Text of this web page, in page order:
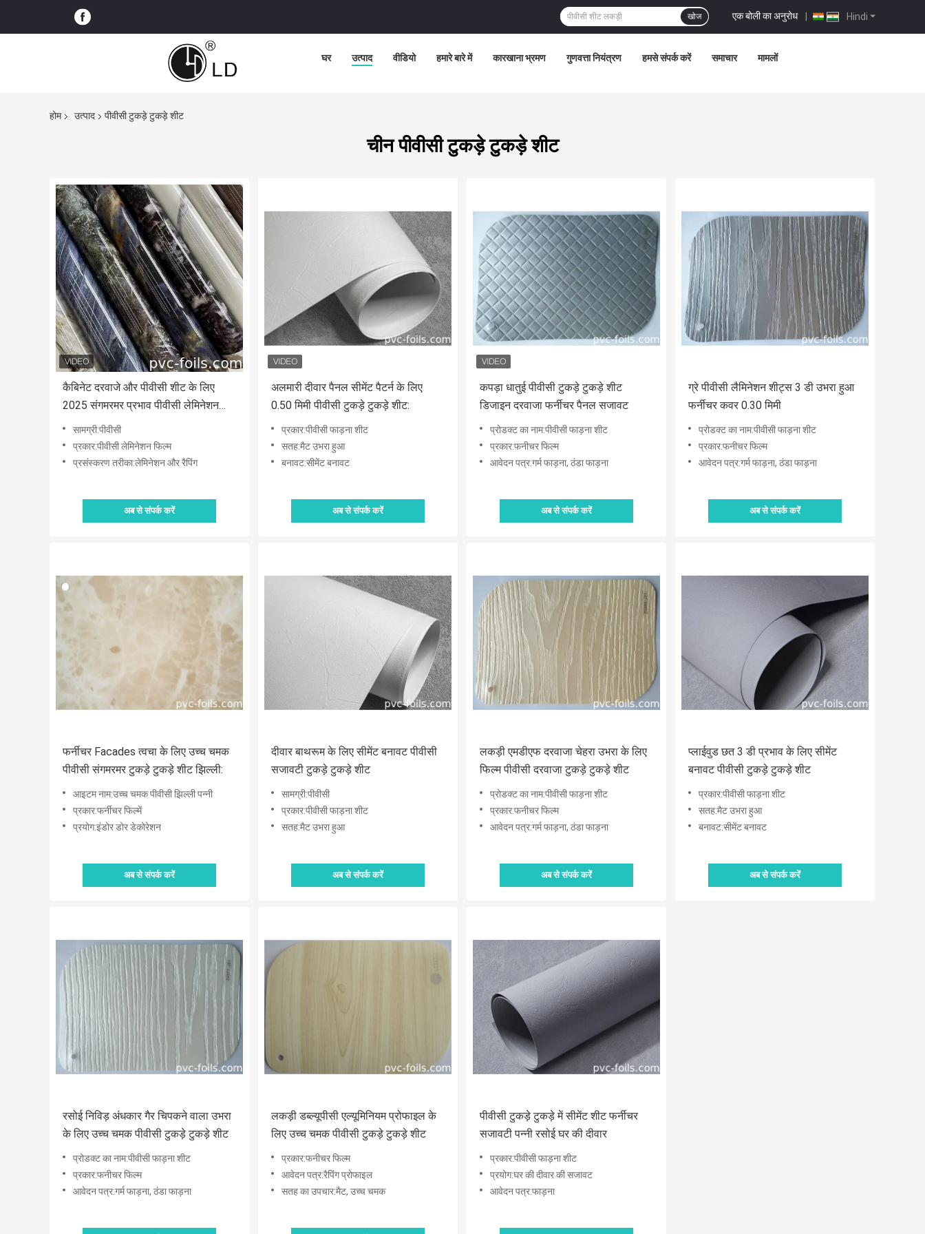
Hindi
एक बोली का अनुरोध |
खोज
घर उत्पाद वीडियो हमारे बारे में कारखाना भ्रमण गुणवत्ता नियंत्रण हमसे संपर्क करें समाचार मामलों
होम उत्पाद पीवीसी टुकड़े टुकड़े शीट
चीन पीवीसी टुकड़े टुकड़े शीट
कैबिनेट दरवाजे और पीवीसी शीट के लिए
2025 संगमरमर प्रभाव पीवीसी लेमिनेशन
सामग्री:पीवीसी
प्रकार:पीवीसी लेमिनेशन फिल्म
प्रसंस्करण तरीका:लेमिनेशन और रैपिंग
अब से संपर्क करें
अलमारी दीवार पैनल सीमेंट पैटर्न के लिए
0.50 मिमी पीवीसी टुकड़े टुकड़े शीट:
प्रकार:पीवीसी फाड़ना शीट
सतह:मैट उभरा हुआ
बनावट:सीमेंट बनावट
अब से संपर्क करें
कपड़ा धातुई पीवीसी टुकड़े टुकड़े शीट
डिजाइन दरवाजा फर्नीचर पैनल सजावट
प्रोडक्ट का नाम:पीवीसी फाड़ना शीट
प्रकार:फनीचर फिल्म
आवेदन पत्र:गर्म फाड़ना, ठंडा फाड़ना
अब से संपर्क करें
ग्रे पीवीसी लैमिनेशन शीट्स 3 डी उभरा हुआ
फर्नीचर कवर 0.30 मिमी
प्रोडक्ट का नाम:पीवीसी फाड़ना शीट
प्रकार:फनीचर फिल्म
आवेदन पत्र:गर्म फाड़ना, ठंडा फाड़ना
अब से संपर्क करें
फर्नीचर Facades त्वचा के लिए उच्च चमक
पीवीसी संगमरमर टुकड़े टुकड़े शीट झिल्ली:
आइटम नाम:उच्च चमक पीवीसी झिल्ली पन्नी
प्रकार:फर्नीचर फिल्में
प्रयोग:इंडोर डोर डेकोरेशन
अब से संपर्क करें
दीवार बाथरूम के लिए सीमेंट बनावट पीवीसी
सजावटी टुकड़े टुकड़े शीट
सामग्री:पीवीसी
प्रकार:पीवीसी फाड़ना शीट
सतह:मैट उभरा हुआ
अब से संपर्क करें
लकड़ी एमडीएफ दरवाजा चेहरा उभरा के लिए
फिल्म पीवीसी दरवाजा टुकड़े टुकड़े शीट
प्रोडक्ट का नाम:पीवीसी फाड़ना शीट
प्रकार:फनीचर फिल्म
आवेदन पत्र:गर्म फाड़ना, ठंडा फाड़ना
अब से संपर्क करें
प्लाईवुड छत 3 डी प्रभाव के लिए सीमेंट
बनावट पीवीसी टुकड़े टुकड़े शीट
प्रकार:पीवीसी फाड़ना शीट
सतह:मैट उभरा हुआ
बनावट:सीमेंट बनावट
अब से संपर्क करें
रसोई निविड़ अंधकार गैर चिपकने वाला उभरा
के लिए उच्च चमक पीवीसी टुकड़े टुकड़े शीट
प्रोडक्ट का नाम:पीवीसी फाड़ना शीट
प्रकार:फनीचर फिल्म
आवेदन पत्र:गर्म फाड़ना, ठंडा फाड़ना
लकड़ी डब्ल्यूपीसी एल्यूमिनियम प्रोफाइल के
लिए उच्च चमक पीवीसी टुकड़े टुकड़े शीट
प्रकार:फनीचर फिल्म
आवेदन पत्र:रैपिंग प्रोफाइल
सतह का उपचार:मैट, उच्च चमक
पीवीसी टुकड़े टुकड़े में सीमेंट शीट फर्नीचर
सजावटी पन्नी रसोई घर की दीवार
प्रकार:पीवीसी फाड़ना शीट
प्रयोग:घर की दीवार की सजावट
आवेदन पत्र:फाड़ना